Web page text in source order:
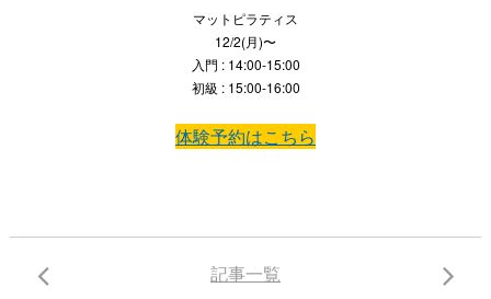
マットピラティス
12/2(月)〜
入門 : 14:00-15:00
初級 : 15:00-16:00
体験予約はこちら
記事一覧